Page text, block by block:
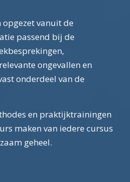
opgezet vanuit de
passend bij de
ongevallen en
onderdeel van de
en praktijktrainingen
maken van iedere cursus
geheel.